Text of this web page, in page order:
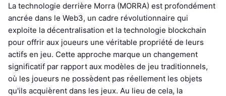
La technologie derrière Morra (MORRA) est profondément
ancrée dans le Web3, un cadre révolutionnaire qui
exploite la décentralisation et la technologie blockchain
pour offrir aux joueurs une véritable propriété de leurs
actifs en jeu. Cette approche marque un changement
significatif par rapport aux modèles de jeu traditionnels,
où les joueurs ne possèdent pas réellement les objets
qu'ils acquièrent dans les jeux. Au lieu de cela, la